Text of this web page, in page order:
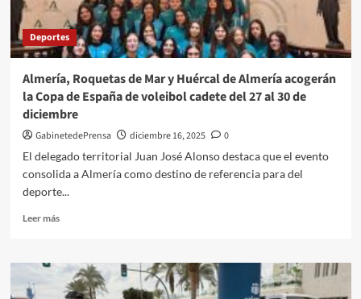
exhibición
en
el
Pabellón
Deportes
Almería, Roquetas de Mar y Huércal de Almería acogerán
la Copa de España de voleibol cadete del 27 al 30 de
diciembre
GabinetedePrensa diciembre 16, 2025
0
El delegado territorial Juan José Alonso destaca que el evento
consolida a Almería como destino de referencia para del
deporte...
Leer másLeer
Almería,
Roquetas
de